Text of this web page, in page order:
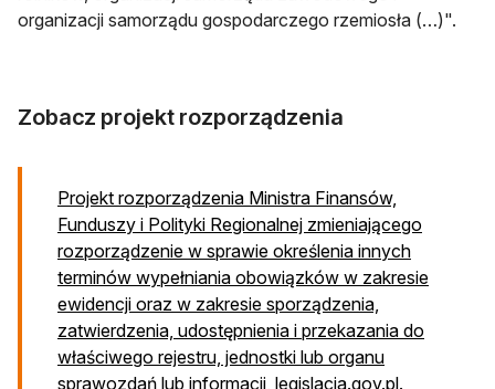
organizacji samorządu gospodarczego rzemiosła (…)".
Zobacz projekt rozporządzenia
Projekt rozporządzenia Ministra Finansów,
Funduszy i Polityki Regionalnej zmieniającego
rozporządzenie w sprawie określenia innych
terminów wypełniania obowiązków w zakresie
ewidencji oraz w zakresie sporządzenia,
zatwierdzenia, udostępnienia i przekazania do
właściwego rejestru, jednostki lub organu
sprawozdań lub informacji, legislacja.gov.pl.